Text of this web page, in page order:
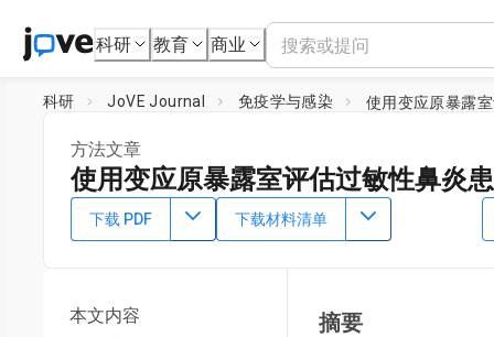
科研 教育 商业
科研 JoVE Journal 免疫学与感染 使用变应原暴露
方法文章
使用变应原暴露室评估过敏性鼻炎
DOI： 10.3791/64801 ⸱ 2023年3月3日
Magdalena Zemelka-Wiacek1,Anna Kosowska
Research Institute
下载 PDF 下载材料清单
本文内容 摘要